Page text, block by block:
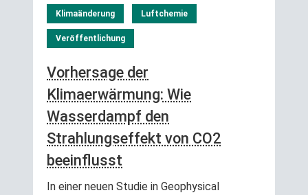
Klimaänderung Luftchemie
Veröffentlichung
Vorhersage der
Klimaerwärmung: Wie
Wasserdampf den
Strahlungseffekt von CO2
beeinflusst
In einer neuen Studie in Geophysical